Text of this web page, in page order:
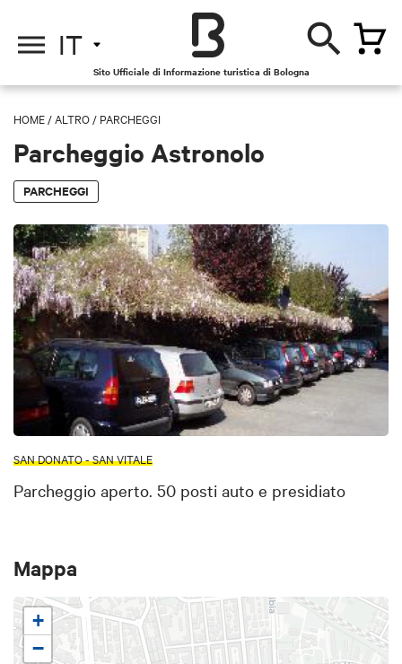
IT
Sito Ufficiale di Informazione turistica di Bologna
HOME /ALTRO / PARCHEGGI
Parcheggio Astronolo
PARCHEGGI
SAN DONATO - SAN VITALE
Parcheggio aperto. 50 posti auto e presidiato
Mappa
+
−